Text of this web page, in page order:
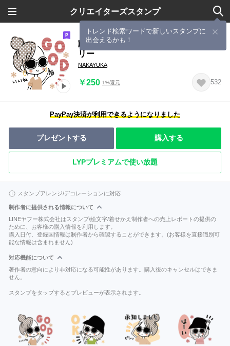
クリエイターズスタンプ
トレンド検索ワードで新しいスタンプに
出会えるかも！
動く！ずっと使える♡おしゃかわガー
リー
NAKAYUKA
￥250 1%還元 532
PayPay決済が利用できるようになりました
プレゼントする 購入する
LYPプレミアムで使い放題
スタンプアレンジ/デコレーションに対応
制作者に提供される情報について
LINEヤフー株式会社はスタンプ/絵文字/着せかえ制作者への売上レポートの提供の
ために、お客様の購入情報を利用します。
購入日付、登録国情報は制作者から確認することができます。(お客様を直接識別可
能な情報は含まれません)
対応機能について
著作者の意向により非対応になる可能性があります。購入後のキャンセルはできま
せん。
スタンプをタップするとプレビューが表示されます。